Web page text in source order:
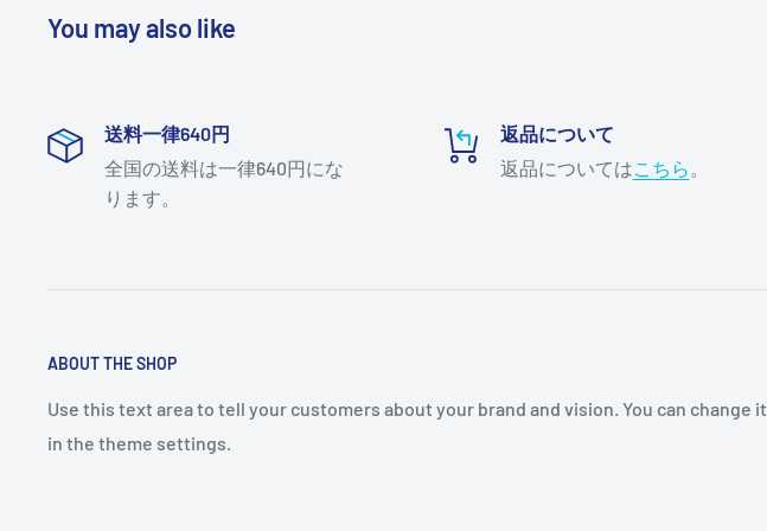
You may also like
送料一律640円
全国の送料は一律640円にな
ります。
返品について
返品についてはこちら 。
ABOUT THE SHOP
Use this text area to tell your customers about your brand and vision. You can change it
in the theme settings.